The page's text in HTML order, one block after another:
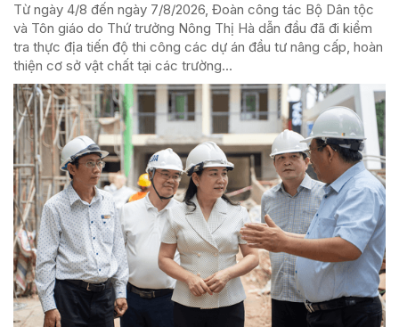
Từ ngày 4/8 đến ngày 7/8/2026, Đoàn công tác Bộ Dân tộc
và Tôn giáo do Thứ trưởng Nông Thị Hà dẫn đầu đã đi kiểm
tra thực địa tiến độ thi công các dự án đầu tư nâng cấp, hoàn
thiện cơ sở vật chất tại các trường...